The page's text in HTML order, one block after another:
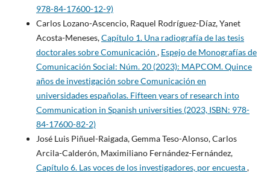
978-84-17600-12-9)
Carlos Lozano-Ascencio, Raquel Rodríguez-Díaz, Yanet
Acosta-Meneses,Capítulo 1. Una radiografía de las tesis
doctorales sobre Comunicación , Espejo de Monografías de
Comunicación Social: Núm. 20 (2023): MAPCOM. Quince
años de investigación sobre Comunicación en
universidades españolas. Fifteen years of research into
Communication in Spanish universities (2023, ISBN: 978-
84-17600-82-2)
José Luis Piñuel-Raigada, Gemma Teso-Alonso, Carlos
Arcila-Calderón, Maximiliano Fernández-Fernández,
Capítulo 6. Las voces de los investigadores, por encuesta,